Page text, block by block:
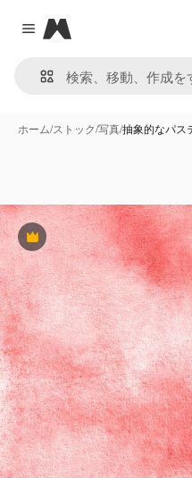
Close menu
Magnific
ホーム/ストック/写真/抽象的なパス
Premium